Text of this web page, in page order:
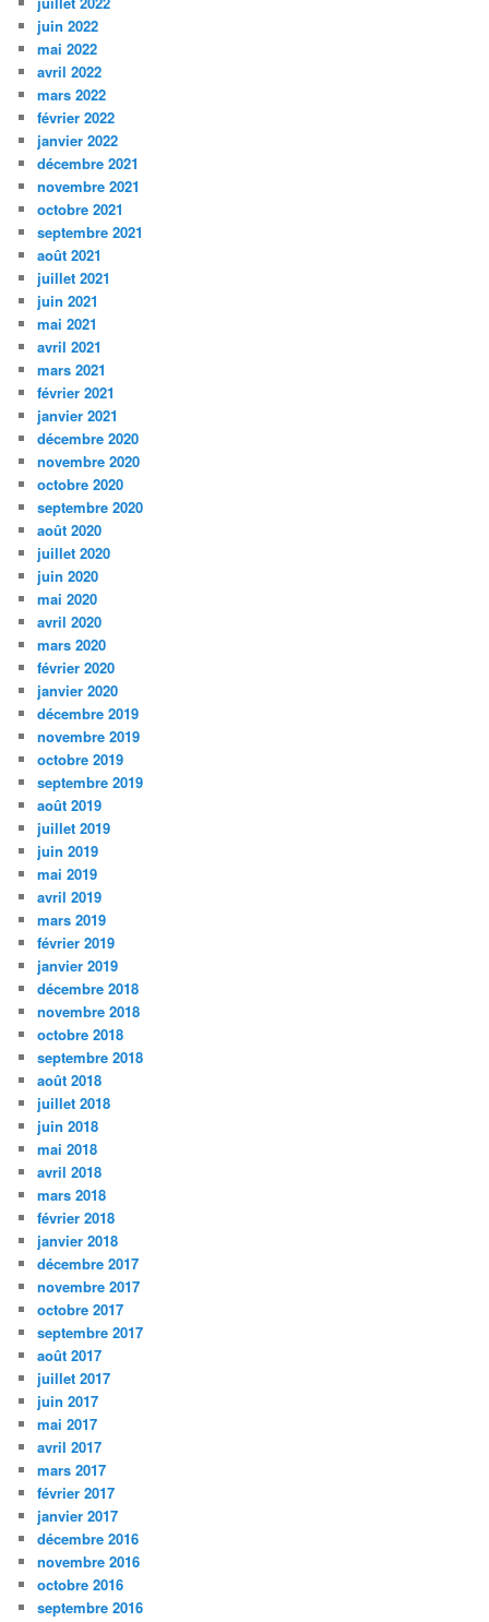
juin 2022
mai 2022
avril 2022
mars 2022
février 2022
janvier 2022
décembre 2021
novembre 2021
octobre 2021
septembre 2021
août 2021
juillet 2021
juin 2021
mai 2021
avril 2021
mars 2021
février 2021
janvier 2021
décembre 2020
novembre 2020
octobre 2020
septembre 2020
août 2020
juillet 2020
juin 2020
mai 2020
avril 2020
mars 2020
février 2020
janvier 2020
décembre 2019
novembre 2019
octobre 2019
septembre 2019
août 2019
juillet 2019
juin 2019
mai 2019
avril 2019
mars 2019
février 2019
janvier 2019
décembre 2018
novembre 2018
octobre 2018
septembre 2018
août 2018
juillet 2018
juin 2018
mai 2018
avril 2018
mars 2018
février 2018
janvier 2018
décembre 2017
novembre 2017
octobre 2017
septembre 2017
août 2017
juillet 2017
juin 2017
mai 2017
avril 2017
mars 2017
février 2017
janvier 2017
décembre 2016
novembre 2016
octobre 2016
septembre 2016